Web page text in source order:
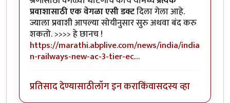
प्रवाशासाठी एक वेगळा एसी डक्टदिला गेला आहे.
ज्याला प्रवाशी आपल्या सोयीनुसार सुरु अथवा बंद करु
शकतो. >>>> हे छानच !
https://marathi.abplive.com/news/india/india
n-railways-new-ac-3-tier-ec…
प्रतिसाद देण्यासाठीलॉग इन कराकिंवासदस्य व्हा